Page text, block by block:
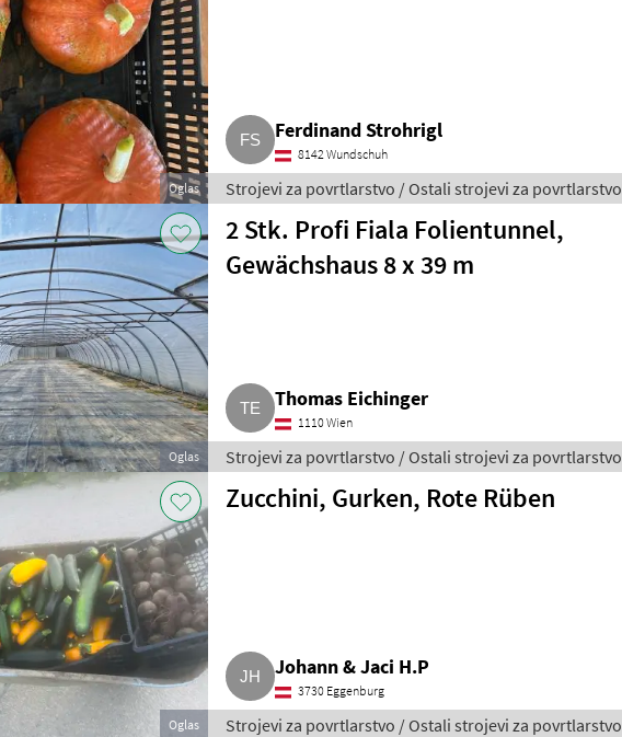
Oglas
Ferdinand Strohrigl
8142 Wundschuh
Strojevi za povrtlarstvo / Ostali strojevi za povrtlarstvo
Oglas
2 Stk. Profi Fiala Folientunnel,
Gewächshaus 8 x 39 m
Thomas Eichinger
1110 Wien
Strojevi za povrtlarstvo / Ostali strojevi za povrtlarstvo
Oglas
Zucchini, Gurken, Rote Rüben
Johann & Jaci H.P
3730 Eggenburg
Strojevi za povrtlarstvo / Ostali strojevi za povrtlarstvo